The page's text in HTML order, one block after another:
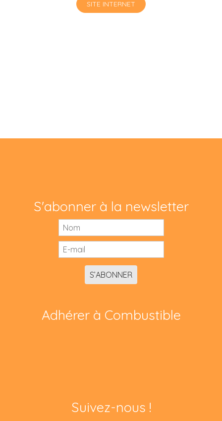
SITE INTERNET
S'abonner à la newsletter
S’ABONNER
Adhérer à Combustible
Suivez-nous !